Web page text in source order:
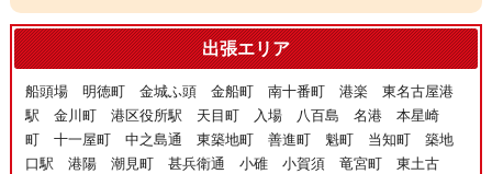
出張エリア
船頭場 明徳町 金城ふ頭 金船町 南十番町 港楽 東名古屋港
駅 金川町 港区役所駅 天目町 入場 八百島 名港 本星崎
町 十一屋町 中之島通 東築地町 善進町 魁町 当知町 築地
口駅 港陽 潮見町 甚兵衛通 小碓 小賀須 竜宮町 東土古